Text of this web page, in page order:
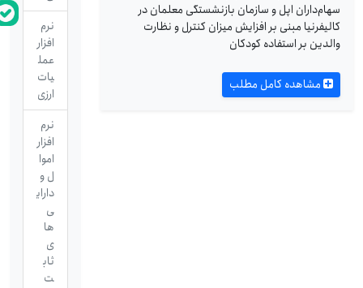
سهام‌داران اپل و سازمان بازنشستگی معلمان در
کالیفرنیا مبنی ‌بر افزایش میزان کنترل و نظارت
والدین بر استفاده کودکان
مشاهده کامل مطلب
نرم
افزار
عمل
یات
ارزی
نرم
افزار
اموا
ل و
دارای
ی
ها
ی
ثاب
ت